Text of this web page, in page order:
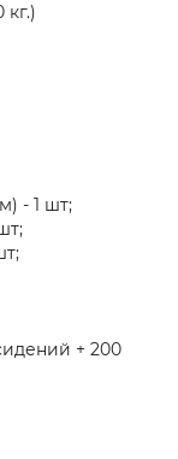
- 1 шт;
+ 200